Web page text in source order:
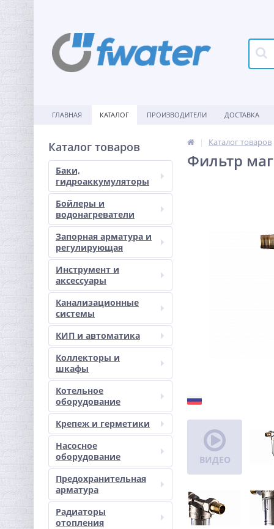
ГЛАВНАЯ КАТАЛОГ ПРОИЗВОДИТЕЛИ ДОСТАВКА
Каталог товаров
Баки,
гидроаккумуляторы
Бойлеры и
водонагреватели
Запорная арматура и
регулирующая
Инструмент и
аксессуары
Канализационные
системы
КИП и автоматика
Коллекторы и
шкафы
Котельное
оборудование
Крепеж и герметики
Насосное
оборудование
Предохранительная
арматура
Радиаторы
отопления
Каталог товаров
Фильтр
ВИДЕО